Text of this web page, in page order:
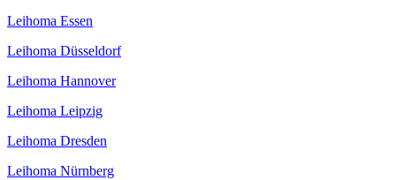
Leihoma Essen
Leihoma Düsseldorf
Leihoma Hannover
Leihoma Leipzig
Leihoma Dresden
Leihoma Nürnberg